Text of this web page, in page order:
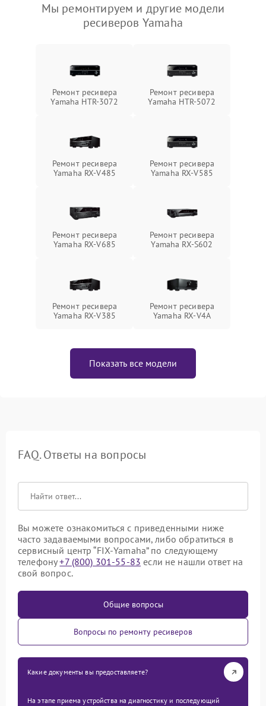
Мы ремонтируем и другие модели
ресиверов Yamaha
Ремонт ресивера
Yamaha HTR-3072
Ремонт ресивера
Yamaha HTR-5072
Ремонт ресивера
Yamaha RX-V485
Ремонт ресивера
Yamaha RX-V585
Ремонт ресивера
Yamaha RX-V685
Ремонт ресивера
Yamaha RX-S602
Ремонт ресивера
Yamaha RX-V385
Ремонт ресивера
Yamaha RX-V4A
Показать все модели
FAQ. Ответы на вопросы
Вы можете ознакомиться с приведенными ниже
часто задаваемыми вопросами, либо обратиться в
сервисный центр “FIX-Yamaha” по следующему
телефону+7 (800) 301-55-83 если не нашли ответ на
свой вопрос.
Общие вопросы
Вопросы по ремонту ресиверов
Какие документы вы предоставляете?
На этапе приема устройства на диагностику и последующий